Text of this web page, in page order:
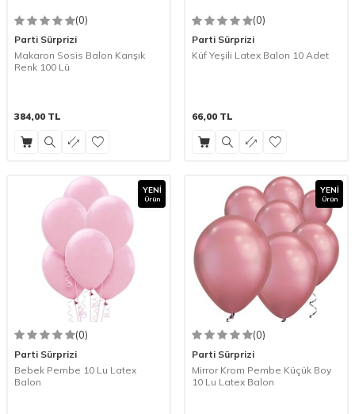
(0)
Parti Sürprizi
Makaron Sosis Balon Karışık
Renk 100 Lü
384,00 TL
(0)
Parti Sürprizi
Küf Yeşili Latex Balon 10 Adet
66,00 TL
YENI
Ürün
(0)
Parti Sürprizi
Bebek Pembe 10 Lu Latex
Balon
YENI
Ürün
(0)
Parti Sürprizi
Mirror Krom Pembe Küçük Boy
10 Lu Latex Balon